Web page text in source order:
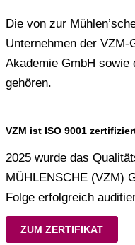
Die von zur
Unternehmen der
Akademie GmbH sowie
gehören.
VZM ist ISO 9001
2025 wurde das
MÜHLENSCHE (VZM)
Folge erfolgreich
ZUM ZERTIFIKAT